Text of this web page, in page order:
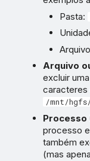
Pasta:
Arquivo
excluir
caracteres
/mnt/
Processo
processo
também
(mas